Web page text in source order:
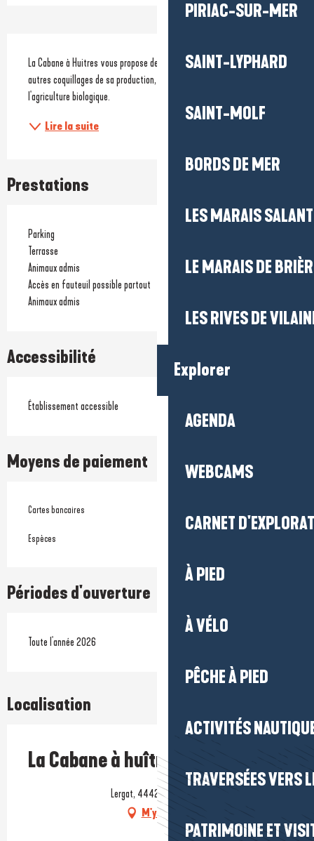
PIRIAC-SUR-MER
SAINT-LYPHARD
SAINT-MOLF
BORDS DE MER
LES MARAIS
LE MARAIS DE
LES RIVES DE
Explorer
AGENDA
WEBCAMS
CARNET
À PIED
À VÉLO
PÊCHE À PIED
ACTIVITÉS
TRAVERSÉES VERS
PATRIMOINE ET
Description
La Cabane à Huitres vous propose de déguster les huitres de Pen Bron et
autres coquillages de sa production, accompagnés de vins issus de
l'agriculture biologique.
Lire la suite
Prestations
Parking
Terrasse
Animaux admis
Accès en fauteuil possible partout
Animaux admis
Accessibilité
Établissement accessible
Moyens de paiement
Cartes bancaires
Espèces
Périodes d'ouverture
Toute l'année 2026
Localisation
La Cabane à huîtres de Pen Bron
Lergat, 44420 La Turballe
M'y rendre